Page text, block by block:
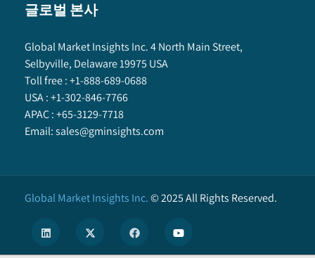
글로벌 본사
Global Market Insights Inc. 4 North Main Street,
Selbyville, Delaware 19975 USA
Toll free :+1-888-689-0688
USA :+1-302-846-7766
APAC :+65-3129-7718
Email:sales@gminsights.com
Global Market Insights Inc.©2025All Rights Reserved.